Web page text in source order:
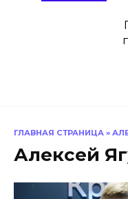
ГЛАВНАЯ СТРАНИЦА »
Алексей